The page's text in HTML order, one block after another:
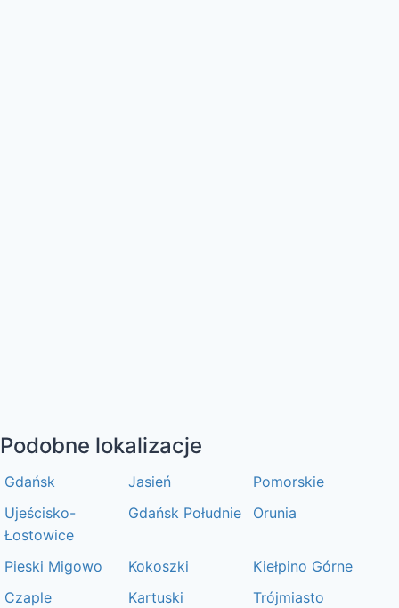
Podobne lokalizacje
Gdańsk Jasień
Pomorskie
Ujeścisko-
Łostowice
Gdańsk Południe Orunia
Pieski Migowo Kokoszki
Kiełpino Górne
Czaple
Kartuski
Trójmiasto